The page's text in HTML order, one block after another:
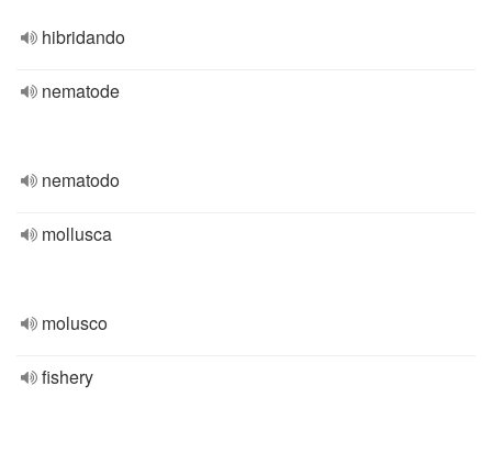
hibridando
nematode
nematodo
mollusca
molusco
fishery